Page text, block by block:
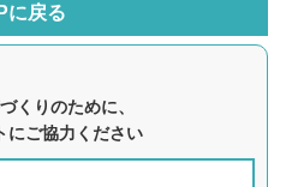
に戻る
くりのために、
にご協力ください